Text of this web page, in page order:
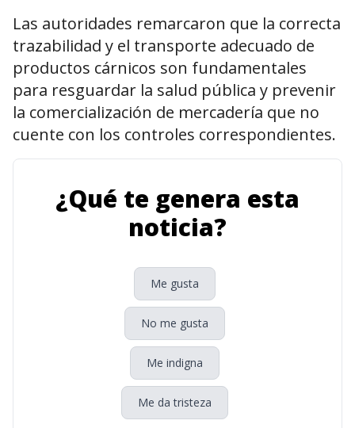
Las autoridades remarcaron que la correcta
trazabilidad y el transporte adecuado de
productos cárnicos son fundamentales
para resguardar la salud pública y prevenir
la comercialización de mercadería que no
cuente con los controles correspondientes.
¿Qué te genera esta
noticia?
Me gusta
No me gusta
Me indigna
Me da tristeza